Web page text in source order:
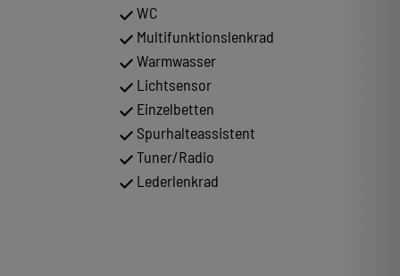
WC
Multifunktionslenkrad
Warmwasser
Lichtsensor
Einzelbetten
Spurhalteassistent
Tuner/Radio
Lederlenkrad